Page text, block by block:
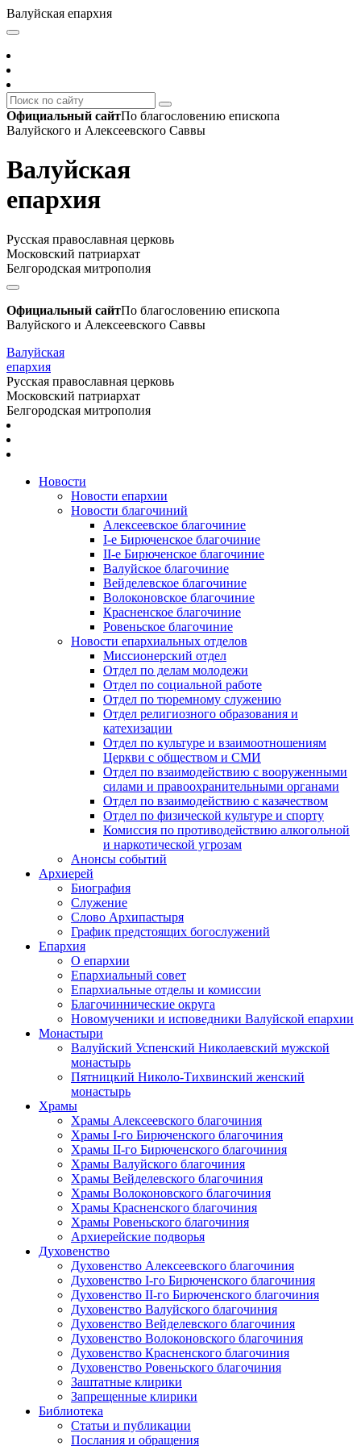
Валуйская епархия
Официальный сайтПо благословению епископа
Валуйского и Алексеевского Саввы
Валуйская
епархия
Русская православная церковь
Московский патриархат
Белгородская митрополия
Официальный сайтПо благословению епископа
Валуйского и Алексеевского Саввы
Валуйская
епархия
Русская православная церковь
Московский патриархат
Белгородская митрополия
Новости
Новости епархии
Новости благочиний
Алексеевское благочиние
I-е Бирюченское благочиние
II-е Бирюченское благочиние
Валуйское благочиние
Вейделевское благочиние
Волоконовское благочиние
Красненское благочиние
Ровеньское благочиние
Новости епархиальных отделов
Миссионерский отдел
Отдел по делам молодежи
Отдел по социальной работе
Отдел по тюремному служению
Отдел религиозного образования и
катехизации
Отдел по культуре и взаимоотношениям
Церкви с обществом и СМИ
Отдел по взаимодействию с вооруженными
силами и правоохранительными органами
Отдел по взаимодействию с казачеством
Отдел по физической культуре и спорту
Комиссия по противодействию алкогольной
и наркотической угрозам
Анонсы событий
Архиерей
Биография
Служение
Слово Архипастыря
График предстоящих богослужений
Епархия
О епархии
Епархиальный совет
Епархиальные отделы и комиссии
Благочиннические округа
Новомученики и исповедники Валуйской епархии
Монастыри
Валуйский Успенский Николаевский мужской
монастырь
Пятницкий Николо-Тихвинский женский
монастырь
Храмы
Храмы Алексеевского благочиния
Храмы I-го Бирюченского благочиния
Храмы II-го Бирюченского благочиния
Храмы Валуйского благочиния
Храмы Вейделевского благочиния
Храмы Волоконовского благочиния
Храмы Красненского благочиния
Храмы Ровеньского благочиния
Архиерейские подворья
Духовенство
Духовенство Алексеевского благочиния
Духовенство I-го Бирюченского благочиния
Духовенство II-го Бирюченского благочиния
Духовенство Валуйского благочиния
Духовенство Вейделевского благочиния
Духовенство Волоконовского благочиния
Духовенство Красненского благочиния
Духовенство Ровеньского благочиния
Заштатные клирики
Запрещенные клирики
Библиотека
Статьи и публикации
Послания и обращения